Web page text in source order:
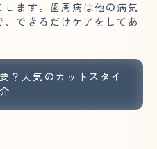
ます。歯周病は他の病気
できるだけケアをしてあ
？人気のカットスタイ